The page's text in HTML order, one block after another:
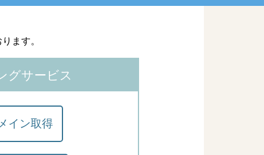
ます。
グサービス
イン取得